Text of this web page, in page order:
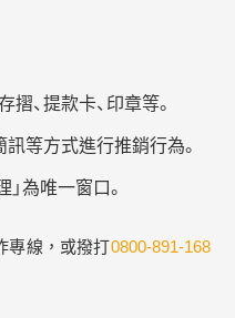
、提款卡、印章等。
等方式進行推銷行為。
為唯一窗口。
專線，或撥打0800-891-168